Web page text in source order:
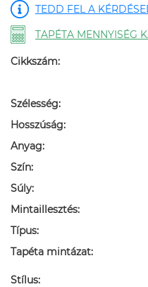
TEDD FEL A
TAPÉTA MENNYISÉG
Cikkszám:
Szélesség:
Hosszúság:
Anyag:
Szín:
Súly:
Mintaillesztés:
Típus:
Tapéta mintázat:
Stílus: